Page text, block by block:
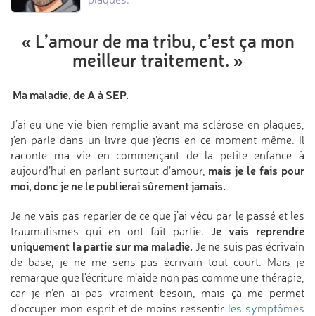
« L’amour de ma tribu, c’est ça mon
meilleur traitement. »
Ma maladie, de A à SEP.
J’ai eu une vie bien remplie avant ma sclérose en plaques,
j’en parle dans un livre que j’écris en ce moment même. Il
raconte ma vie en commençant de la petite enfance à
aujourd’hui en parlant surtout d’amour, mais je le fais pour
moi, donc je ne le publierai sûrement jamais.
Je ne vais pas reparler de ce que j’ai vécu par le passé et les
traumatismes qui en ont fait partie. Je vais reprendre
uniquement la partie sur ma maladie. Je ne suis pas écrivain
de base, je ne me sens pas écrivain tout court. Mais je
remarque que l’écriture m’aide non pas comme une thérapie,
car je n’en ai pas vraiment besoin, mais ça me permet
d’occuper mon esprit et de moins ressentir les symptômes